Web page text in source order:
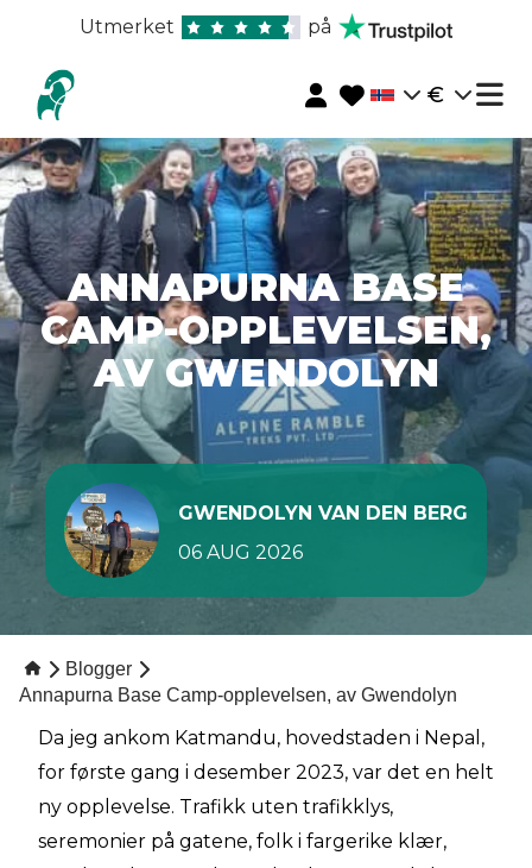
Utmerket på
€
ANNAPURNA BASE
CAMP-OPPLEVELSEN,
AV GWENDOLYN
GWENDOLYN VAN DEN BERG
06 AUG 2026
Blogger
Annapurna Base Camp-opplevelsen, av Gwendolyn
Da jeg ankom Katmandu, hovedstaden i Nepal,
for første gang i desember 2023, var det en helt
ny opplevelse. Trafikk uten trafikklys,
seremonier på gatene, folk i fargerike klær,